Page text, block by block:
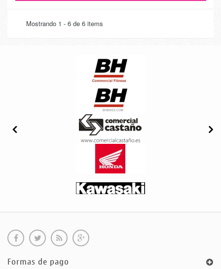
Mostrando 1 - 6 de 6 items
Formas de pago